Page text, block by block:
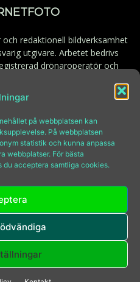
på webbplatsen kan
På webbplatsen
statistik och kunna anpassa
webbplatser. För bästa
du acceptera samtliga cookies.
redaktionell bildverksamhet
utgivare. Arbetet bedrivs
drönaroperatör och
för F-skatt.
2009-2026
97 70